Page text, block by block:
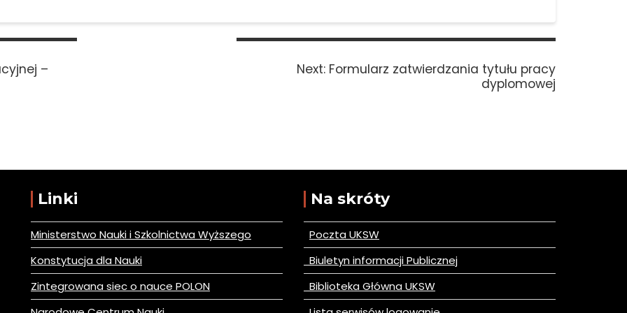
–
Next: Next
Formularz zatwierdzania tytułu pracy
dyplomowej
Linki
Ministerstwo Nauki i Szkolnictwa Wyższego
Konstytucja dla Nauki
Zintegrowana siec o nauce POLON
Na skróty
Poczta UKSW
Biuletyn informacji Publicznej
Biblioteka Główna UKSW